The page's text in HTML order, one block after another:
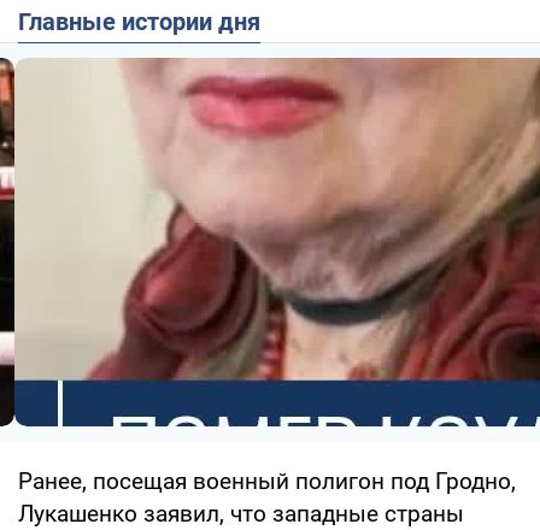
Главные истории дня
Ранее, посещая военный полигон под Гродно,
Лукашенко заявил, что западные страны